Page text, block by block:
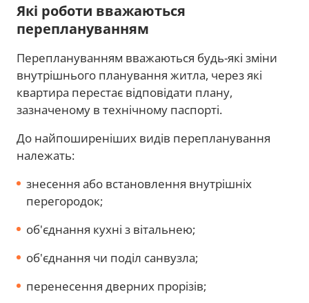
Які роботи вважаються
переплануванням
Переплануванням вважаються будь-які зміни
внутрішнього планування житла, через які
квартира перестає відповідати плану,
зазначеному в технічному паспорті.
До найпоширеніших видів перепланування
належать:
знесення або встановлення внутрішніх
перегородок;
об'єднання кухні з вітальнею;
об'єднання чи поділ санвузла;
перенесення дверних прорізів;